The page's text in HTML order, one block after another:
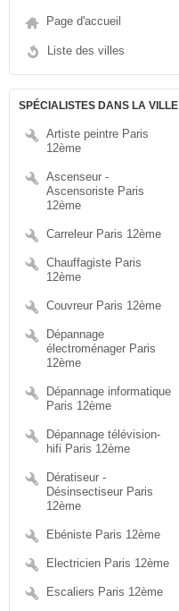
Page d'accueil
Liste des villes
SPÉCIALISTES DANS LA VILLE
Artiste peintre Paris
12ème
Ascenseur -
Ascensoriste Paris
12ème
Carreleur Paris 12ème
Chauffagiste Paris
12ème
Couvreur Paris 12ème
Dépannage
électroménager Paris
12ème
Dépannage informatique
Paris 12ème
Dépannage télévision-
hifi Paris 12ème
Dératiseur -
Désinsectiseur Paris
12ème
Ebéniste Paris 12ème
Electricien Paris 12ème
Escaliers Paris 12ème